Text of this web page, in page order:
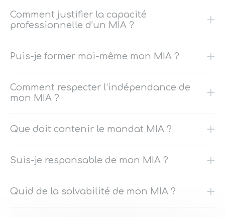
Comment justifier la capacité
professionnelle d’un MIA ?
Puis-je former moi-même mon MIA ?
Comment respecter l’indépendance de
mon MIA ?
Que doit contenir le mandat MIA ?
Suis-je responsable de mon MIA ?
Quid de la solvabilité de mon MIA ?